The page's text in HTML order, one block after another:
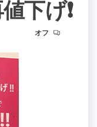
下げ❗️
オフ